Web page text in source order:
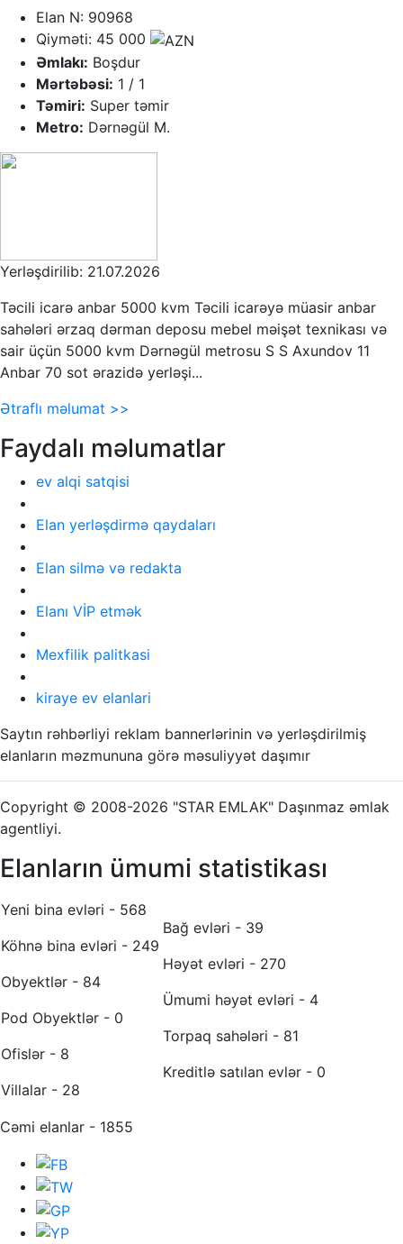
Elan N: 90968
Qiyməti: 45 000
Əmlakı: Boşdur
Mərtəbəsi: 1 / 1
Təmiri: Super təmir
Metro: Dərnəgül M.
Yerləşdirilib: 21.07.2026
Təcili icarə anbar 5000 kvm Təcili icarəyə müasir anbar
sahələri ərzaq dərman deposu mebel məişət texnikası və
sair üçün 5000 kvm Dərnəgül metrosu S S Axundov 11
Anbar 70 sot ərazidə yerləşi...
Ətraflı məlumat >>
Faydalı məlumatlar
ev alqi satqisi
Elan yerləşdirmə qaydaları
Elan silmə və redakta
Elanı VİP etmək
Mexfilik palitkasi
kiraye ev elanlari
Saytın rəhbərliyi reklam bannerlərinin və yerləşdirilmiş
elanların məzmununa görə məsuliyyət daşımır
Copyright © 2008-2026 "STAR EMLAK" Daşınmaz əmlak
agentliyi.
Elanların ümumi statistikası
Yeni bina evləri - 568
Köhnə bina evləri - 249
Obyektlər - 84
Pod Obyektlər - 0
Ofislər - 8
Villalar - 28
Bağ evləri - 39
Həyət evləri - 270
Ümumi həyət evləri - 4
Torpaq sahələri - 81
Kreditlə satılan evlər - 0
Cəmi elanlar - 1855